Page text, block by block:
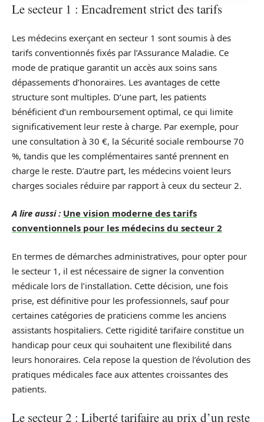
Le secteur 1 : Encadrement strict des tarifs
Les médecins exerçant en secteur 1 sont soumis à des
tarifs conventionnés fixés par l’Assurance Maladie. Ce
mode de pratique garantit un accès aux soins sans
dépassements d’honoraires. Les avantages de cette
structure sont multiples. D’une part, les patients
bénéficient d’un remboursement optimal, ce qui limite
significativement leur reste à charge. Par exemple, pour
une consultation à 30 €, la Sécurité sociale rembourse 70
%, tandis que les complémentaires santé prennent en
charge le reste. D’autre part, les médecins voient leurs
charges sociales réduire par rapport à ceux du secteur 2.
A lire aussi : Une vision moderne des tarifs
conventionnels pour les médecins du secteur 2
En termes de démarches administratives, pour opter pour
le secteur 1, il est nécessaire de signer la convention
médicale lors de l’installation. Cette décision, une fois
prise, est définitive pour les professionnels, sauf pour
certaines catégories de praticiens comme les anciens
assistants hospitaliers. Cette rigidité tarifaire constitue un
handicap pour ceux qui souhaitent une flexibilité dans
leurs honoraires. Cela repose la question de l’évolution des
pratiques médicales face aux attentes croissantes des
patients.
Le secteur 2 : Liberté tarifaire au prix d’un reste